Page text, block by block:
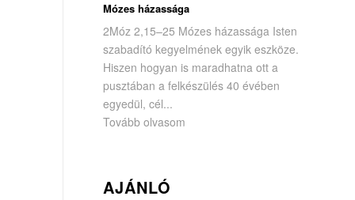
Mózes házassága
2Móz 2,15–25 Mózes házassága Isten
szabadító kegyelmének egyik eszköze.
Hiszen hogyan is maradhatna ott a
pusztában a felkészülés 40 évében
egyedül, cél...
Tovább olvasom
AJÁNLÓ